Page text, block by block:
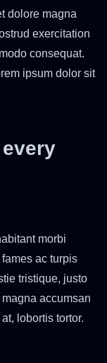
dolore magna
exercitation
consequat.
ipsum dolor sit
morbi
ac turpis
tristique, justo
accumsan
lobortis tortor.